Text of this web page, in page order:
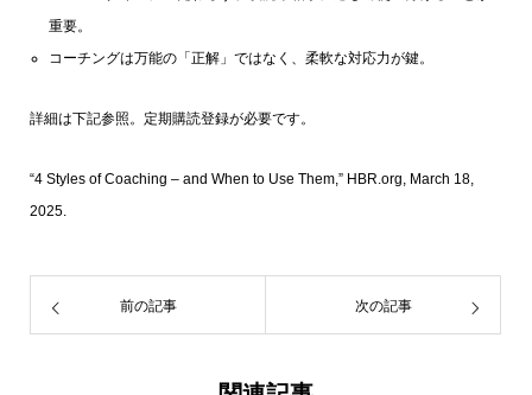
重要。
コーチングは万能の「正解」ではなく、柔軟な対応力が鍵。
詳細は下記参照。定期購読登録が必要です。
“4 Styles of Coaching – and When to Use Them,” HBR.org, March 18,
2025.
前の記事 次の記事